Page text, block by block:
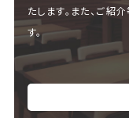
たします。また、ご紹
す。